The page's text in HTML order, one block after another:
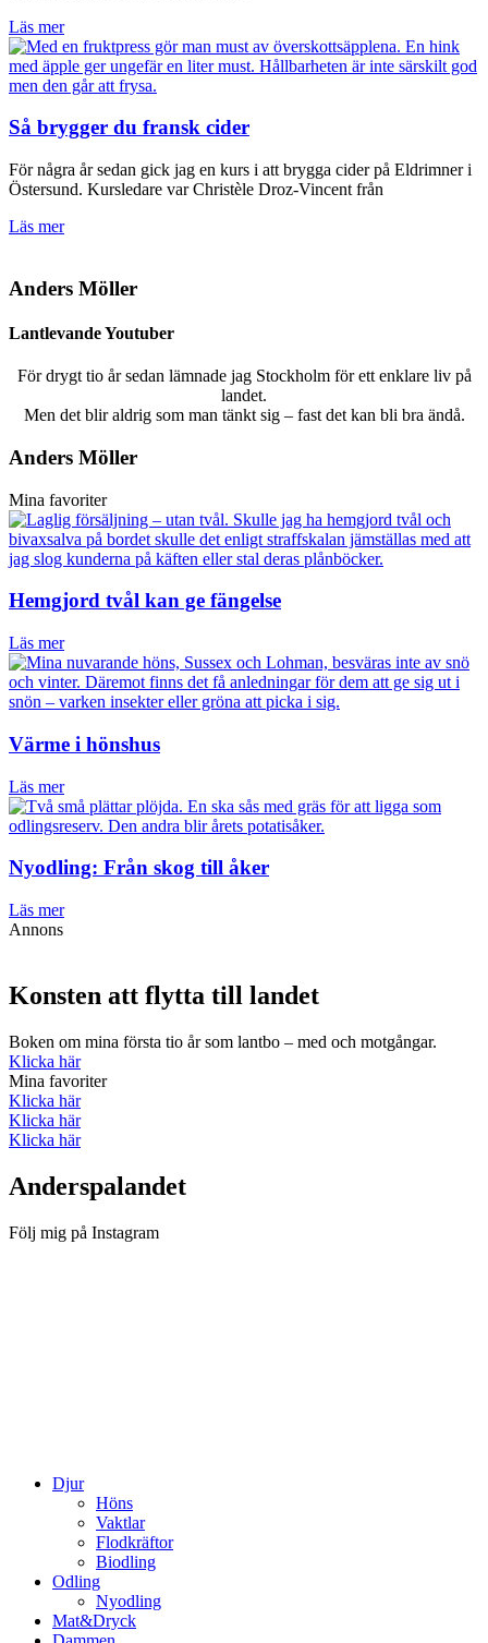
Läs mer
Så brygger du fransk cider
För några år sedan gick jag en kurs i att brygga cider på Eldrimner i
Östersund. Kursledare var Christèle Droz-Vincent från
Läs mer
Anders Möller
Lantlevande Youtuber
För drygt tio år sedan lämnade jag Stockholm för ett enklare liv på
landet.
Men det blir aldrig som man tänkt sig – fast det kan bli bra ändå.
Anders Möller
Mina favoriter
Hemgjord tvål kan ge fängelse
Läs mer
Värme i hönshus
Läs mer
Nyodling: Från skog till åker
Läs mer
Annons
Konsten att flytta till landet
Boken om mina första tio år som lantbo – med och motgångar.
Klicka här
Mina favoriter
Klicka här
Klicka här
Klicka här
Anderspalandet
Följ mig på Instagram
Djur
Höns
Vaktlar
Flodkräftor
Biodling
Odling
Nyodling
Mat&Dryck